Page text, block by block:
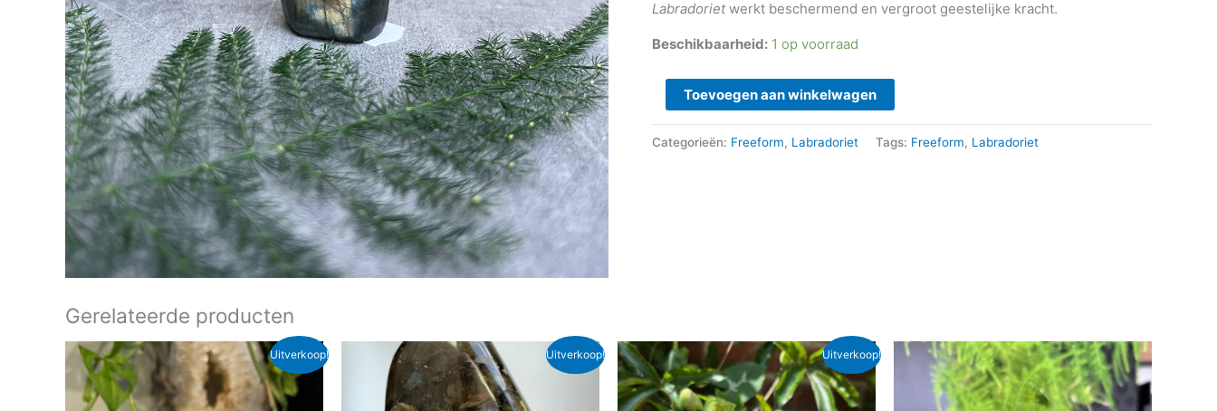
Labradorietwerkt beschermend en vergroot geestelijke kracht.
Beschikbaarheid: 1 op voorraad
Toevoegen aan winkelwagen
Categorieën: Freeform, Labradoriet Tags: Freeform, Labradoriet
Gerelateerde producten
Uitverkoop!
Oorspronkelijke
prijs
was:
€ 14,00.
Huidige
prijs
is:
€ 11,50.
Uitverkoop!
Oorspronkelijke
prijs
was:
€ 40,95.
Huidige
prijs
is:
€ 25,00.
Uitverkoop!
Oorspronkelijke
prijs
was:
€ 49,95.
Huidige
prijs
is:
€ 44,95.